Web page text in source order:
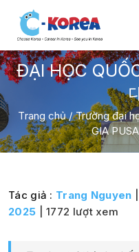
ĐẠI HỌC
Trang chủ/Trường đại
GIA
Tác giả : Trang Nguyen
2025 | 1772 lượt xem